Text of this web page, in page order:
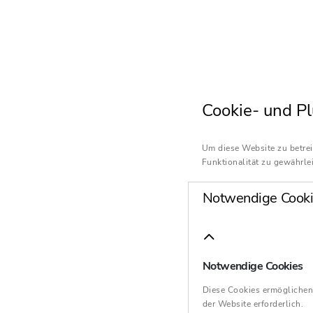
Cookie- und
Um diese Website zu
Funktionalität zu
Notwendige
Notwendige Cookies
Diese Cookies
der Website erforderlich.